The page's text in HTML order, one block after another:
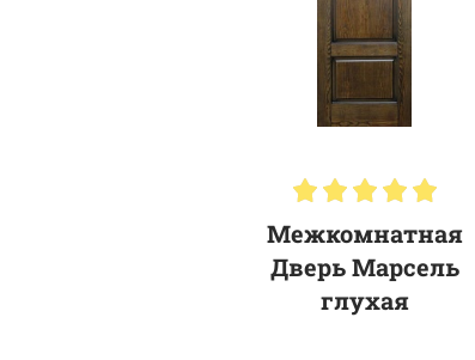
Межкомнатная
Дверь Марсель
глухая